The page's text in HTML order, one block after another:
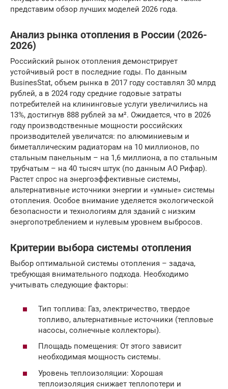
представим обзор лучших моделей 2026 года.
Анализ рынка отопления в России (2026-
2026)
Российский рынок отопления демонстрирует
устойчивый рост в последние годы. По данным
BusinesStat, объем рынка в 2017 году составлял 30 млрд
рублей, а в 2024 году средние годовые затраты
потребителей на клининговые услуги увеличились на
13%, достигнув 888 рублей за м². Ожидается, что в 2026
году производственные мощности российских
производителей увеличатся: по алюминиевым и
биметаллическим радиаторам на 10 миллионов, по
стальным панельным – на 1,6 миллиона, а по стальным
трубчатым – на 40 тысяч штук (по данным АО Рифар).
Растет спрос на энергоэффективные системы,
альтернативные источники энергии и «умные» системы
отопления. Особое внимание уделяется экологической
безопасности и технологиям для зданий с низким
энергопотреблением и нулевым уровнем выбросов.
Критерии выбора системы отопления
Выбор оптимальной системы отопления – задача,
требующая внимательного подхода. Необходимо
учитывать следующие факторы:
Тип топлива: Газ, электричество, твердое
топливо, альтернативные источники (тепловые
насосы, солнечные коллекторы).
Площадь помещения: От этого зависит
необходимая мощность системы.
Уровень теплоизоляции: Хорошая
теплоизоляция снижает теплопотери и